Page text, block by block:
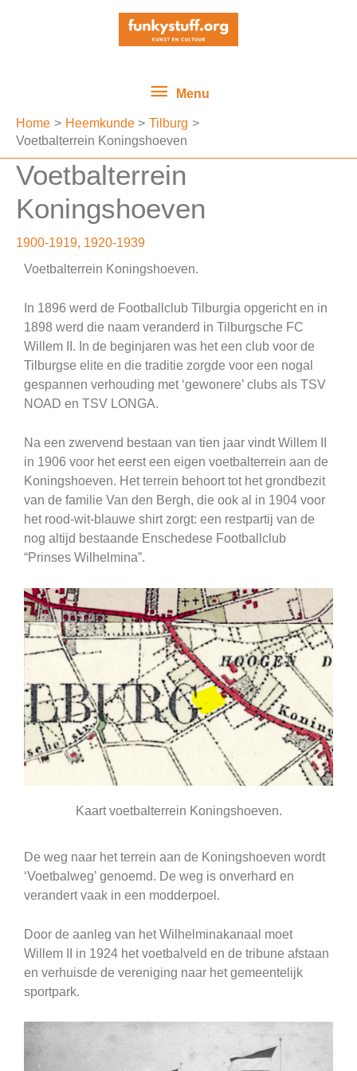
Menu
Menu
Home Heemkunde
Tilburg
Voetbalterrein Koningshoeven
Voetbalterrein
Koningshoeven
1900-1919, 1920-1939
Voetbalterrein Koningshoeven.
In 1896 werd de Footballclub Tilburgia opgericht en in
1898 werd die naam veranderd in Tilburgsche FC
Willem II. In de beginjaren was het een club voor de
Tilburgse elite en die traditie zorgde voor een nogal
gespannen verhouding met ‘gewonere’ clubs als TSV
NOAD en TSV LONGA.
Na een zwervend bestaan van tien jaar vindt Willem II
in 1906 voor het eerst een eigen voetbalterrein aan de
Koningshoeven. Het terrein behoort tot het grondbezit
van de familie Van den Bergh, die ook al in 1904 voor
het rood-wit-blauwe shirt zorgt: een restpartij van de
nog altijd bestaande Enschedese Footballclub
“Prinses Wilhelmina”.
Kaart voetbalterrein Koningshoeven.
De weg naar het terrein aan de Koningshoeven wordt
‘Voetbalweg’ genoemd. De weg is onverhard en
verandert vaak in een modderpoel.
Door de aanleg van het Wilhelminakanaal moet
Willem II in 1924 het voetbalveld en de tribune afstaan
en verhuisde de vereniging naar het gemeentelijk
sportpark.